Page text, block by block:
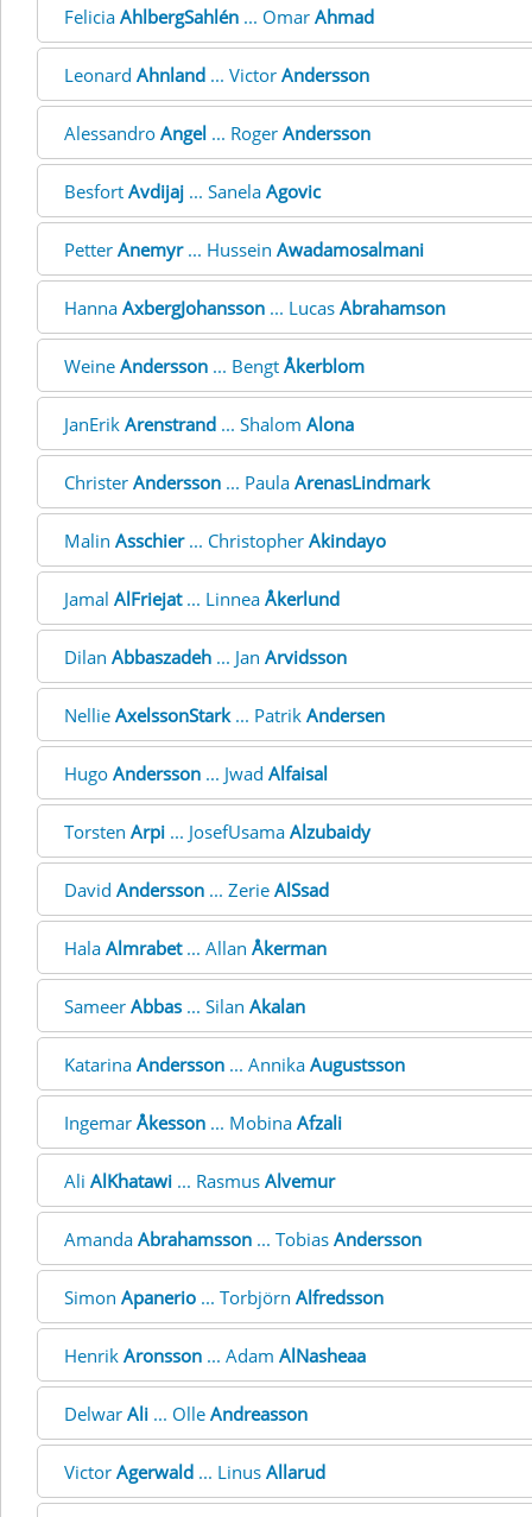
Felicia AhlbergSahlén ... Omar Ahmad
Leonard Ahnland ... Victor Andersson
Alessandro Angel ... Roger Andersson
Besfort Avdijaj ... Sanela Agovic
Petter Anemyr... Hussein Awadamosalmani
Hanna AxbergJohansson ... Lucas Abrahamson
Weine Andersson ... Bengt Åkerblom
JanErik Arenstrand ... Shalom Alona
Christer Andersson ... Paula ArenasLindmark
Malin Asschier... Christopher Akindayo
Jamal AlFriejat... Linnea Åkerlund
Dilan Abbaszadeh ... Jan Arvidsson
Nellie AxelssonStark... Patrik Andersen
Hugo Andersson ... Jwad Alfaisal
Torsten Arpi ... JosefUsama Alzubaidy
David Andersson ... Zerie AlSsad
Hala Almrabet... Allan Åkerman
Sameer Abbas ... Silan Akalan
Katarina Andersson ... Annika Augustsson
Ingemar Åkesson ... Mobina Afzali
Ali AlKhatawi ... Rasmus Alvemur
Amanda Abrahamsson ... Tobias Andersson
Simon Apanerio ... Torbjörn Alfredsson
Henrik Aronsson ... Adam AlNasheaa
Delwar Ali ... Olle Andreasson
Victor Agerwald ... Linus Allarud